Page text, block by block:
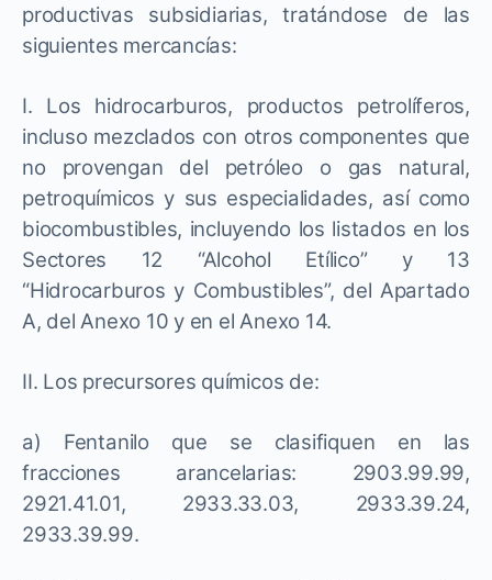
productivas subsidiarias, tratándose de las
siguientes mercancías:
I. Los hidrocarburos, productos petrolíferos,
incluso mezclados con otros componentes que
no provengan del petróleo o gas natural,
petroquímicos y sus especialidades, así como
biocombustibles, incluyendo los listados en los
Sectores 12 “Alcohol Etílico” y 13
“Hidrocarburos y Combustibles”, del Apartado
A, del Anexo 10 y en el Anexo 14.
II. Los precursores químicos de:
a) Fentanilo que se clasifiquen en las
fracciones arancelarias: 2903.99.99,
2921.41.01, 2933.33.03, 2933.39.24,
2933.39.99.